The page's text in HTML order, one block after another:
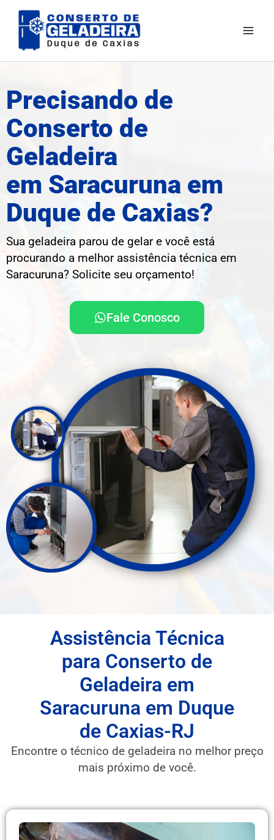
para
Precisando de
Conserto de
Geladeira
em Saracuruna em
Duque de Caxias?
Sua geladeira parou de gelar e você está
procurando a melhor assistência técnica em
Saracuruna? Solicite seu orçamento!
Fale Conosco
Assistência Técnica
para Conserto de
Geladeira em
Saracuruna em Duque
de Caxias-RJ
Encontre o técnico de geladeira no melhor preço
mais próximo de você.